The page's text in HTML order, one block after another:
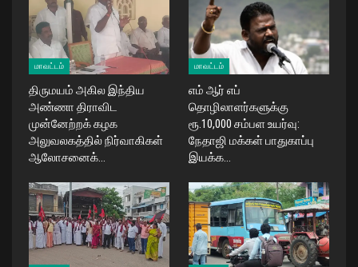
மாவட்டம்
திருமயம் அகில இந்திய
அண்ணா திராவிட
முன்னேற்றக் கழக
அலுவலகத்தில் நிர்வாகிகள்
ஆலோசனைக்…
மாவட்டம்
எம் ஆர் எப்
தொழிலாளர்களுக்கு
ரூ.10,000 சம்பள உயர்வு:
நேதாஜி மக்கள் பாதுகாப்பு
இயக்க…